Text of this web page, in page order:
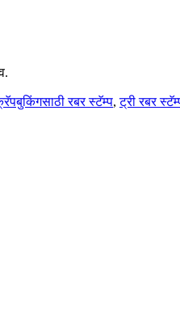
रबर स्टॅम्प,ट्री रबर